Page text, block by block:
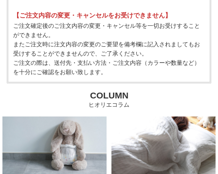
【ご注文内容の変更・キャンセルをお受けできません】
ご注文確定後のご注文内容の変更・キャンセル等を一切お受けすること
ができません。
またご注文時に注文内容の変更のご要望を備考欄に記入されましてもお
受けすることができませんので、ご了承ください。
ご注文の際は、送付先・支払い方法・ご注文内容（カラーや数量など）
を十分にご確認をお願い致します。
COLUMN
ヒオリエコラム